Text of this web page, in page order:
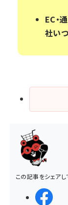
EC・
社いつ
この記事をシェアし